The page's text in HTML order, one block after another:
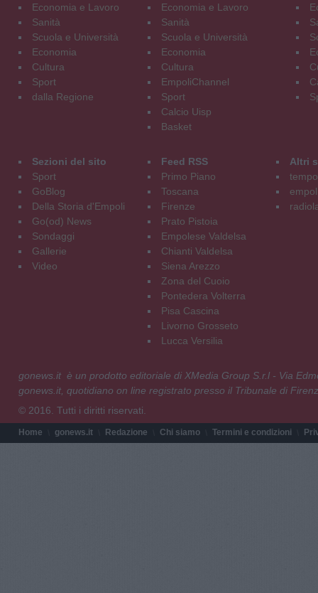
Economia e Lavoro
Sanità
Scuola e Università
Economia
Cultura
Sport
dalla Regione
Economia e Lavoro
Sanità
Scuola e Università
Economia
Cultura
EmpoliChannel
Sport
Calcio Uisp
Basket
Sezioni del sito
Sport
GoBlog
Della Storia d'Empoli
Go(od) News
Sondaggi
Gallerie
Video
Feed RSS
Primo Piano
Toscana
Firenze
Prato Pistoia
Empolese Valdelsa
Chianti Valdelsa
Siena Arezzo
Zona del Cuoio
Pontedera Volterra
Pisa Cascina
Livorno Grosseto
Lucca Versilia
Altri
gonews.it è un prodotto editoriale di XMedia Group S.r.l - Via
gonews.it, quotidiano on line registrato presso il Tribunale di
© 2016. Tutti i diritti riservati.
Home gonews.it Redazione Chi siamo Termini e condizioni